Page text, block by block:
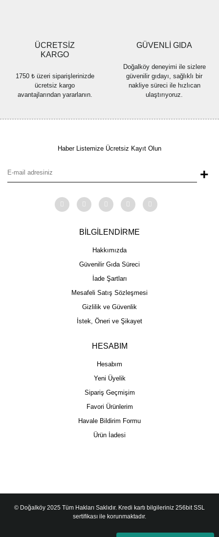
ÜCRETSİZ
KARGO
1750 ₺ üzeri siparişlerinizde
ücretsiz kargo
avantajlarından yararlanın.
GÜVENLİ GIDA
Doğalköy deneyimi ile sizlere
güvenilir gıdayı, sağlıklı bir
nakliye süreci ile hızlıcan
ulaştırıyoruz.
Haber Listemize Ücretsiz Kayıt Olun
+
BİLGİLENDİRME
Hakkımızda
Güvenilir Gıda Süreci
İade Şartları
Mesafeli Satış Sözleşmesi
Gizlilik ve Güvenlik
İstek, Öneri ve Şikayet
HESABIM
Hesabım
Yeni Üyelik
Sipariş Geçmişim
Favori Ürünlerim
Havale Bildirim Formu
Ürün İadesi
© Doğalköy 2025 Tüm Hakları Saklıdır. Kredi kartı bilgileriniz 256bit SSL
sertifikası ile korunmaktadır.